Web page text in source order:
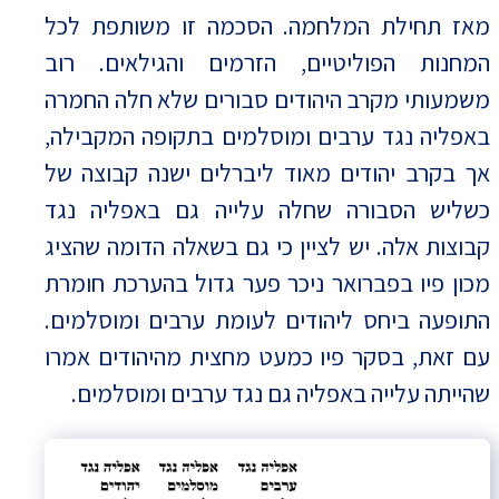
מאז תחילת המלחמה. הסכמה זו משותפת לכל
המחנות הפוליטיים, הזרמים והגילאים. רוב
משמעותי מקרב היהודים סבורים שלא חלה החמרה
באפליה נגד ערבים ומוסלמים בתקופה המקבילה,
אך בקרב יהודים מאוד ליברלים ישנה קבוצה של
כשליש הסבורה שחלה עלייה גם באפליה נגד
קבוצות אלה. יש לציין כי גם בשאלה הדומה שהציג
מכון פיו בפברואר ניכר פער גדול בהערכת חומרת
התופעה ביחס ליהודים לעומת ערבים ומוסלמים.
עם זאת, בסקר פיו כמעט מחצית מהיהודים אמרו
שהייתה עלייה באפליה גם נגד ערבים ומוסלמים.